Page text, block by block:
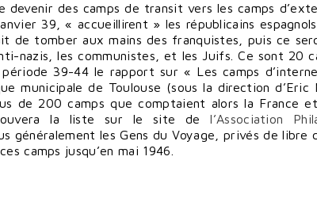
devenir des camps de transit vers les camps
39, « accueillirent » les républicains
de tomber aux mains des franquistes, puis ce
nazis, les communistes, et les Juifs. Ce sont 20
39-44 le rapport sur « Les camps
municipale de Toulouse (sous la direction d’Eric
de 200 camps que comptaient alors la France
la liste sur le site del’Association
généralement les Gens du Voyage, privés de libre
camps jusqu’en mai 1946.